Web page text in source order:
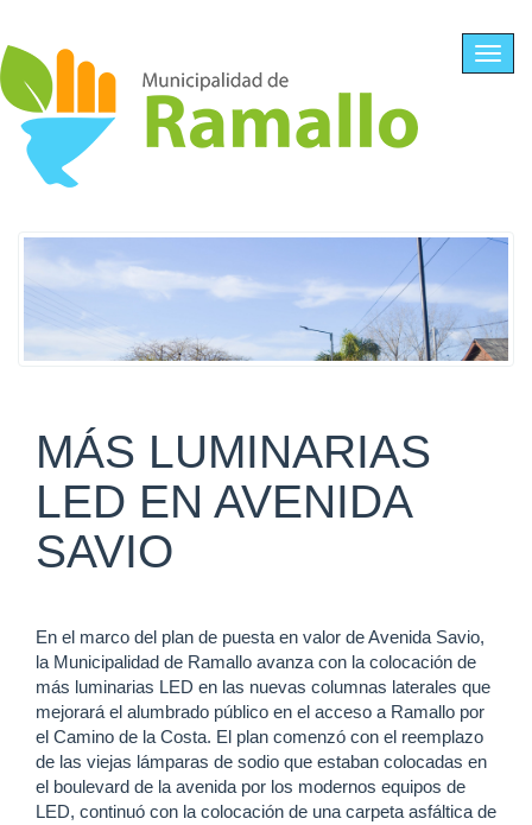
MÁS LUMINARIAS
LED EN AVENIDA
SAVIO
En el marco del plan de puesta en valor de Avenida Savio,
la Municipalidad de Ramallo avanza con la colocación de
más luminarias LED en las nuevas columnas laterales que
mejorará el alumbrado público en el acceso a Ramallo por
el Camino de la Costa. El plan comenzó con el reemplazo
de las viejas lámparas de sodio que estaban colocadas en
el boulevard de la avenida por los modernos equipos de
LED, continuó con la colocación de una carpeta asfáltica de